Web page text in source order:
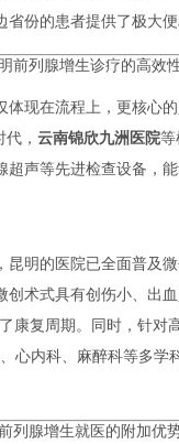
省份的患者提供了极大便
前列腺增生诊疗的高效
体现在流程上，更核心
， 云南锦欣九洲医院等
超声等先进检查设备，
昆明的医院已全面普及
创术式具有创伤小、出
康复周期。同时，针对
心内科、麻醉科等多
列腺增生就医的附加优